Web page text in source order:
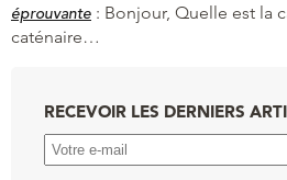
éprouvante : Bonjour, Quelle est la
caténaire…
RECEVOIR LES DERNIERS